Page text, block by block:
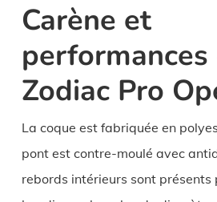
Carène et
performances
Zodiac Pro
La coque est fabriquée en
pont est contre-moulé avec
rebords intérieurs sont présents